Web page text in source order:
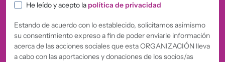
Política de privacidad
He leído y acepto la política de privacidad
Estando de acuerdo con lo establecido, solicitamos asimismo
su consentimiento expreso a fin de poder enviarle información
acerca de las acciones sociales que esta ORGANIZACIÓN lleva
a cabo con las aportaciones y donaciones de los socios/as